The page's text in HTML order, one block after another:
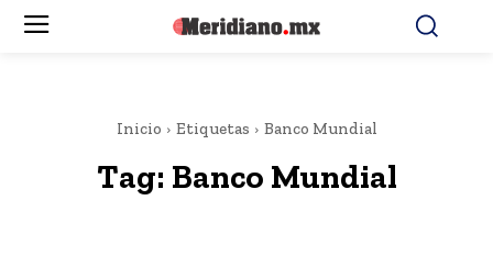
Inicio Etiquetas Banco Mundial
Tag: Banco Mundial